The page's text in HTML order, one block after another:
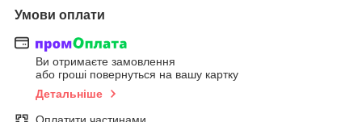
Умови оплати
Ви отримаєте замовлення
або гроші повернуться на вашу картку
Детальніше